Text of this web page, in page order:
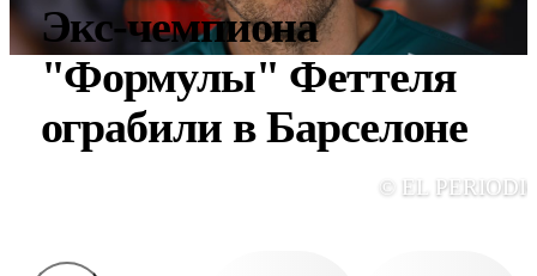
Экс-чемпиона
"Формулы" Феттеля
ограбили в Барселоне
© EL